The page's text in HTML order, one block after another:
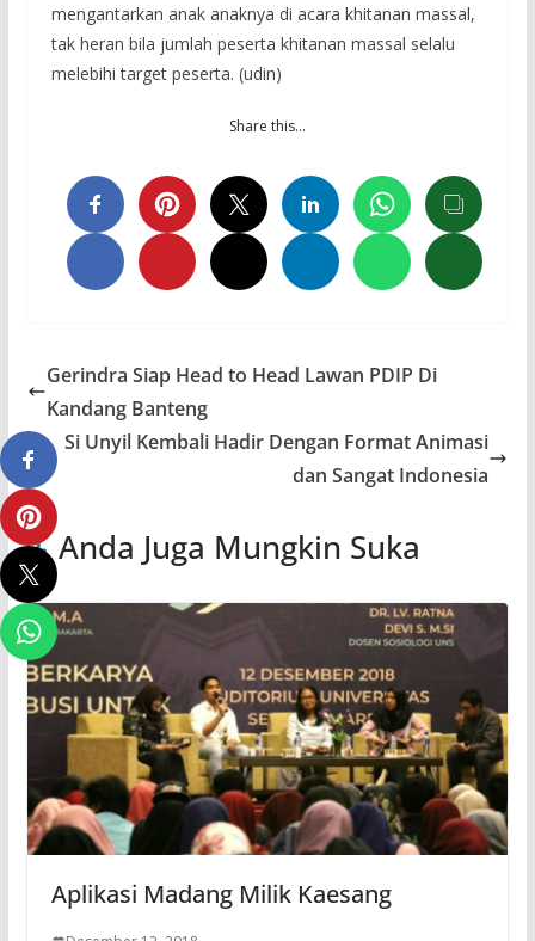
mengantarkan anak anaknya di acara khitanan massal,
tak heran bila jumlah peserta khitanan massal selalu
melebihi target peserta. (udin)
Share this…
Gerindra Siap Head to Head Lawan PDIP Di
Kandang Banteng
Si Unyil Kembali Hadir Dengan Format Animasi
dan Sangat Indonesia
Anda Juga Mungkin Suka
Aplikasi Madang Milik Kaesang